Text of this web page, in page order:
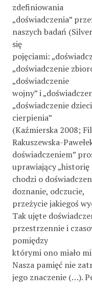
zdefiniowania
„doświadczenia”
naszych badań
się
pojęciami:
„doświadczenie
„doświadczenie
wojny” i
„doświadczenie
cierpienia”
(Kaźmierska 2008;
Rakuszewska-
doświadczeniem”
uprawiający
chodzi o
doznanie, odczucie,
przeżycie jakiegoś
Tak ujęte
przestrzennie i
pomiędzy
którymi ono miało
Nasza pamięć nie
jego znaczenie (…).